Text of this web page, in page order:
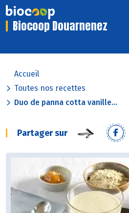
Biocoop Douarnenez
Accueil
Toutes nos recettes
Duo de panna cotta vanille...
Partager sur